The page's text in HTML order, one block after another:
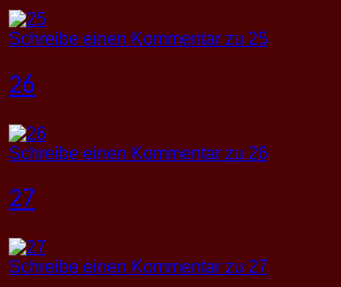
Schreibe einen Kommentar zu 25
26
Schreibe einen Kommentar zu 26
27
Schreibe einen Kommentar zu 27